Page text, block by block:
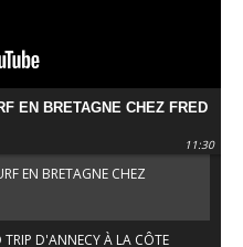
EN BRETAGNE CHEZ FRED
11:30
EN BRETAGNE CHEZ
D'ANNECY À LA CÔTE